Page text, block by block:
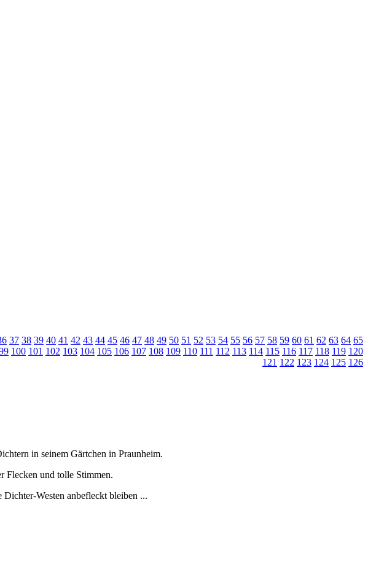
37 38 39 40 41 42 43 44 45 46 47 48 49 50 51 52 53 54 55 56 57 58 59 60 61 62 63 64 65
100 101 102 103 104 105 106 107 108 109 110 111 112 113 114 115 116 117 118 119 120
121 122 123 124 125 126
in seinem Gärtchen in Praunheim.
Flecken und tolle Stimmen.
Westen anbefleckt bleiben ...